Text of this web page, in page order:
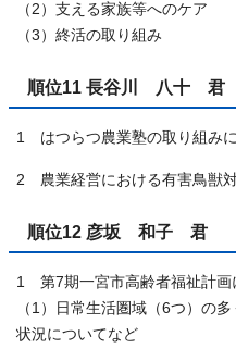
（2）支える家族等へのケア
（3）終活の取り組み
順位11 長谷川 八十 君
1 はつらつ農業塾の取り組み
2 農業経営における有害鳥獣
順位12 彦坂 和子 君
1 第7期一宮市高齢者福祉計画
（1）日常生活圏域（6つ）の
状況についてなど